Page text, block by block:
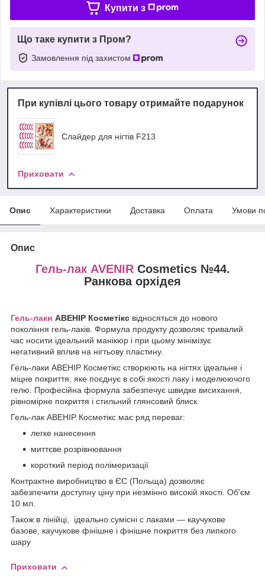
Купити з
Що таке купити з Пром?
Замовлення під захистом
При купівлі цього товару отримайте подарунок
Слайдер для нігтів F213
Приховати
Опис Характеристики Доставка Оплата Умови
Опис
Гель-лак AVENIRCosmetics №44.
Ранкова орхідея
Гель-лаки АВЕНІР Косметікс відносяться до нового
покоління гель-лаків. Формула продукту дозволяє тривалий
час носити ідеальний манікюр і при цьому мінімізує
негативний вплив на нігтьову пластину.
Гель-лаки АВЕНІР Косметікс створюють на нігтях ідеальне і
міцне покриття, яке поєднує в собі якості лаку і моделюючого
гелю. Професійна формула забезпечує швидке висихання,
рівномірне покриття і стильний глянсовий блиск.
Гель-лак АВЕНІР Косметікс має ряд переваг:
легке нанесення
миттєве розрівнювання
короткий період полімеризації
Контрактне виробництво в ЄС (Польща) дозволяє
забезпечити доступну ціну при незмінно високій якості. Об'єм
10 мл.
Також в лінійці,
ідеально сумісні c лаками ― каучукове
базове, каучукове фінішне і фінішне покриття без липкого
шару
Приховати